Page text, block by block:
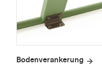
Bodenverankerung